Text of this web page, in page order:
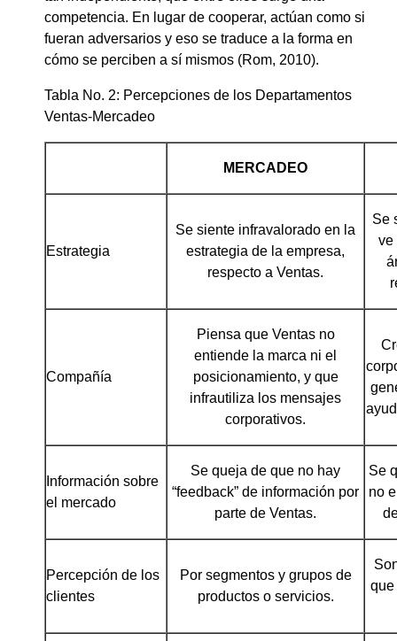
competencia. En lugar de cooperar, actúan como si
fueran adversarios y eso se traduce a la forma en
cómo se perciben a sí mismos (Rom, 2010).
Tabla No. 2: Percepciones de los Departamentos
Ventas-Mercadeo
MERCADEO
Estrategia
Se siente infravalorado en la
estrategia de la empresa,
respecto a Ventas.
Se
ve
Compañía
Piensa que Ventas no
entiende la marca ni el
posicionamiento, y que
infrautiliza los mensajes
corporativos.
Información sobre
el mercado
Se queja de que no hay
“feedback” de información por
parte de Ventas.
Se
no
Percepción de los
clientes
Por segmentos y grupos de
productos o servicios.
que